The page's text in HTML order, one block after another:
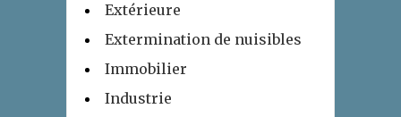
Extérieure
Extermination de nuisibles
Immobilier
Industrie